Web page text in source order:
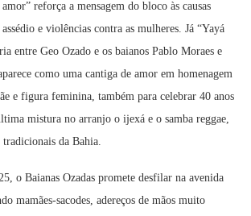
reforça a mensagem do bloco às causas
e violências contra as mulheres. Já “Yayá
entre Geo Ozado e os baianos Pablo Moraes e
como uma cantiga de amor em homenagem
e figura feminina, também para celebrar 40 anos
mistura no arranjo o ijexá e o samba reggae,
da Bahia.
o Baianas Ozadas promete desfilar na avenida
mamães-sacodes, adereços de mãos muito